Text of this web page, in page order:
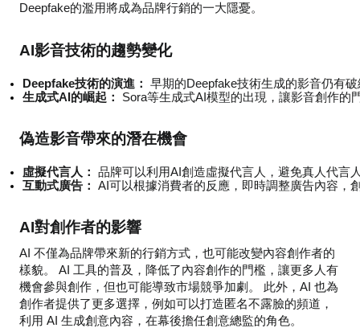
Deepfake的濫用將成為品牌行銷的一大隱憂。
AI影音技術的趨勢變化
Deepfake技術的演進：
早期的Deepfake技術生成的影音仍有
生成式AI的崛起：
Sora等生成式AI模型的出現，讓影音創作的
偽造影音帶來的潛在機會
虛擬代言人：
品牌可以利用AI創造虛擬代言人，避免真人代言
互動式廣告：
AI可以根據消費者的反應，即時調整廣告內容，
AI對創作者的影響
AI 不僅為品牌帶來新的行銷方式，也可能改變內容創作者的
樣貌。 AI 工具的普及，降低了內容創作的門檻，讓更多人有
機會參與創作，但也可能導致市場競爭加劇。 此外，AI 也為
創作者提供了更多選擇，例如可以打造匿名不露臉的頻道，
利用 AI 生成創意內容，在幕後擔任創意總監的角色。